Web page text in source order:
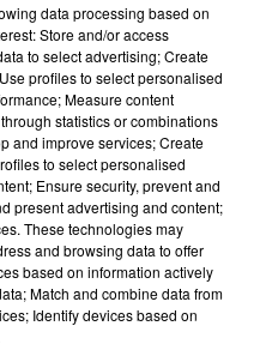
data processing based on
Store and/or access
to select advertising; Create
profiles to select personalised
Measure content
statistics or combinations
and improve services; Create
to select personalised
Ensure security, prevent and
present advertising and content;
These technologies may
and browsing data to offer
based on information actively
Match and combine data from
Identify devices based on